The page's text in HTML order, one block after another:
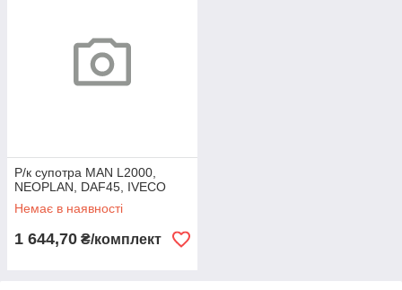
Р/к супотра MAN L2000,
NEOPLAN, DAF45, IVECO
Немає в наявності
1 644,70 ₴/комплект